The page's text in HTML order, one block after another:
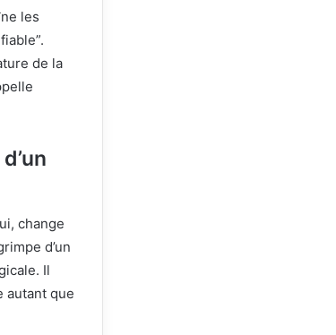
les
de la
change
d’un
Il
autant que